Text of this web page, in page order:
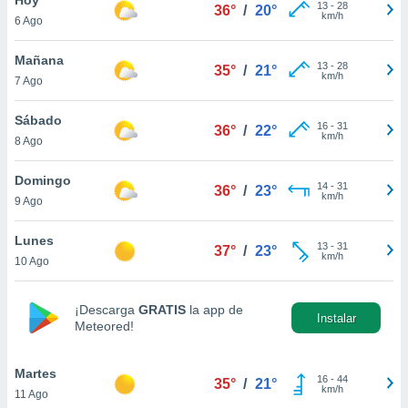
en
más
nuestra
de
aceptar
de
6 Ago
36° / 20° 13- 28
km/h
Mañana
7 Ago
35° / 21° 13- 28
km/h
Sábado
8 Ago
36° / 22° 16- 31
km/h
Domingo
9 Ago
36° / 23° 14- 31
km/h
Lunes
10 Ago
37° / 23° 13- 31
km/h
¡Descarga GRATIS la app de
Meteored!
Instalar
Martes
11 Ago
35° / 21° 16- 44
km/h